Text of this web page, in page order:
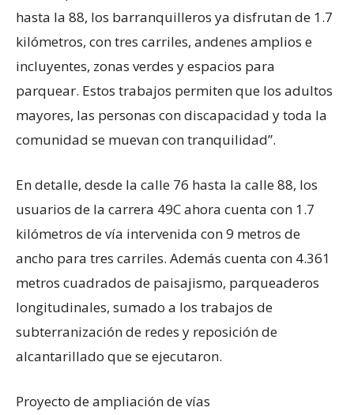
hasta la 88, los barranquilleros ya disfrutan de 1.7
kilómetros, con tres carriles, andenes amplios e
incluyentes, zonas verdes y espacios para
parquear. Estos trabajos permiten que los adultos
mayores, las personas con discapacidad y toda la
comunidad se muevan con tranquilidad”.
En detalle, desde la calle 76 hasta la calle 88, los
usuarios de la carrera 49C ahora cuenta con 1.7
kilómetros de vía intervenida con 9 metros de
ancho para tres carriles. Además cuenta con 4.361
metros cuadrados de paisajismo, parqueaderos
longitudinales, sumado a los trabajos de
subterranización de redes y reposición de
alcantarillado que se ejecutaron.
Proyecto de ampliación de vías